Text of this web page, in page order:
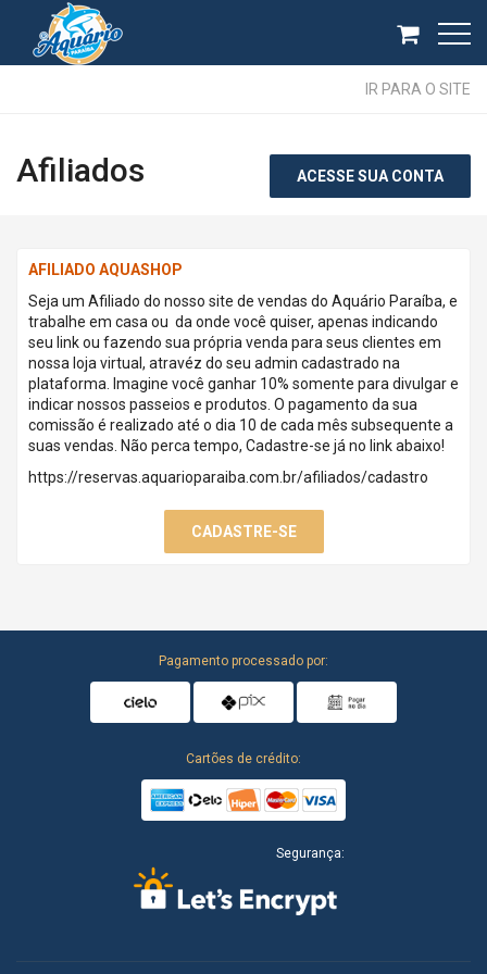
IR PARA O SITE
Afiliados ACESSE SUA CONTA
AFILIADO AQUASHOP
Seja um Afiliado do nosso site de vendas do Aquário Paraíba, e
trabalhe em casa ou da onde você quiser, apenas indicando
seu link ou fazendo sua própria venda para seus clientes em
nossa loja virtual, atravéz do seu admin cadastrado na
plataforma. Imagine você ganhar 10% somente para divulgar e
indicar nossos passeios e produtos. O pagamento da sua
comissão é realizado até o dia 10 de cada mês subsequente a
suas vendas. Não perca tempo, Cadastre-se já no link abaixo!
https://reservas.aquarioparaiba.com.br/afiliados/cadastro
CADASTRE-SE
Pagamento processado por:
Cartões de crédito:
Segurança: